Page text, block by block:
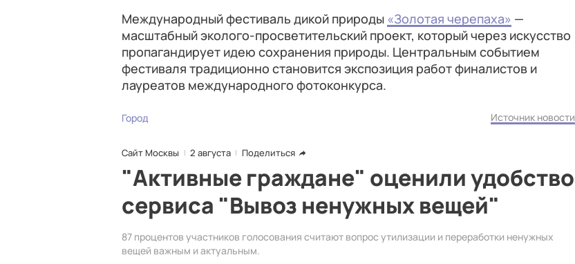
Международный фестиваль дикой природы «Золотая черепаха» —
масштабный эколого-просветительский проект, который через искусство
пропагандирует идею сохранения природы. Центральным событием
фестиваля традиционно становится экспозиция работ финалистов и
лауреатов международного фотоконкурса.
Город Источник новости
Сайт Москвы 2 августа Поделиться
"Активные граждане" оценили удобство
сервиса "Вывоз ненужных вещей"
87 процентов участников голосования считают вопрос утилизации и переработки ненужных
вещей важным и актуальным.